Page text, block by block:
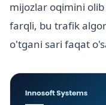
mijozlar oqimini
farqli, bu trafik
o'tgani sari faqat